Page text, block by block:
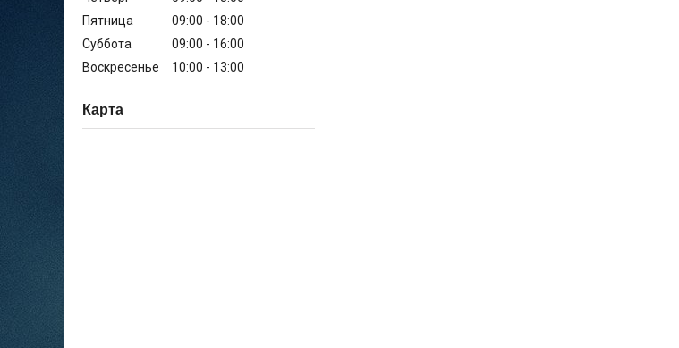
Пятница
09:00
18:00
Суббота
09:00
16:00
Воскресенье
10:00 13:00
Карта